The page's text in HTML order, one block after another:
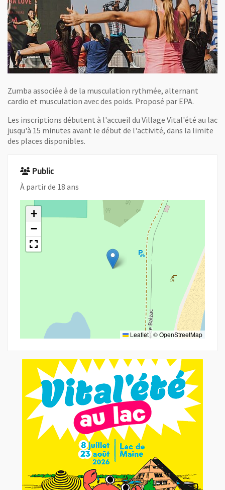
Zumba associée à de la musculation rythmée, alternant
cardio et musculation avec des poids. Proposé par EPA.
Les inscriptions débutent à l'accueil du Village Vital'été au lac
jusqu'à 15 minutes avant le début de l'activité, dans la limite
des places disponibles.
Public
À partir de 18 ans
+
−
Leaflet|©OpenStreetMap